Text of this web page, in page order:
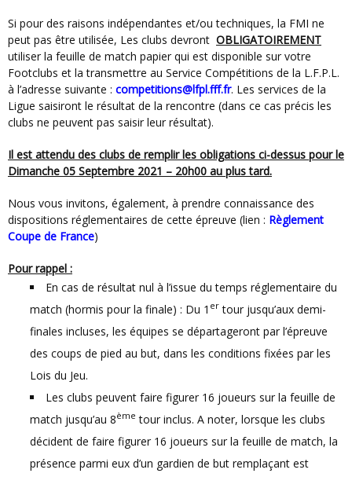
Si pour des raisons indépendantes et/ou techniques, la FMI ne
peut pas être utilisée, Les clubs devront OBLIGATOIREMENT
utiliser la feuille de match papier qui est disponible sur votre
Footclubs et la transmettre au Service Compétitions de la L.F.P.L.
à l’adresse suivante : competitions@lfpl.fff.fr. Les services de la
Ligue saisiront le résultat de la rencontre (dans ce cas précis les
clubs ne peuvent pas saisir leur résultat).
Il est attendu des clubs de remplir les obligations ci-dessus pour le
Dimanche 05 Septembre 2021 – 20h00 au plus tard.
Nous vous invitons, également, à prendre connaissance des
dispositions réglementaires de cette épreuve (lien : Règlement
Coupe de France)
Pour rappel :
En cas de résultat nul à l’issue du temps réglementaire du
match (hormis pour la finale) : Du 1 er tour jusqu’aux demi-
finales incluses, les équipes se départageront par l’épreuve
des coups de pied au but, dans les conditions fixées par les
Lois du Jeu.
Les clubs peuvent faire figurer 16 joueurs sur la feuille de
match jusqu’au 8ème tour inclus. A noter, lorsque les clubs
décident de faire figurer 16 joueurs sur la feuille de match, la
présence parmi eux d’un gardien de but remplaçant est